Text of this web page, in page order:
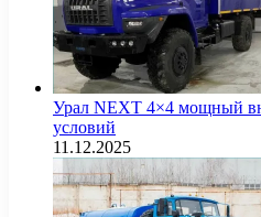
Урал NEXT 4×4 мощный
условий
11.12.2025